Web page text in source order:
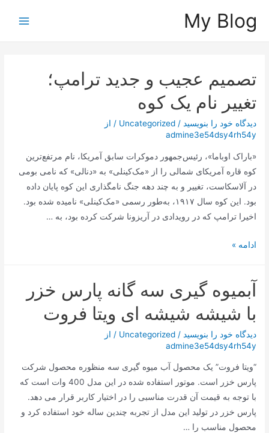
My Blog
تصمیم عجیب و جدید ترامپ؛
تغییر نام یک کوه
دیدگاه‌ خود را بنویسید /
Uncategorized / از
admine3e54dsy4rh54y
«باراک اوباما»، رئیس‌جمهور دموکرات سابق آمریکا، نام مرتفع‌ترین
کوه قاره آمریکای شمالی را از «مک‌کینلی» به «دنالی» که نامی بومی
در آلاسکاست، تغییر و به چند دهه جنگ نامگذاری این کوه پایان داده
بود. این کوه سال ۱۹۱۷، به‌طور رسمی «مک‌کینلی» نامیده شده بود.
اخیرا ترامپ که در رویدادی در آریزونا شرکت کرده بود، به …
تصمیم
جدید
ترامپ؛
تغییر
نام
یک
کوه
ادامه »
آبمیوه گیری سه گانه پارس خزر
با شیشه شیشه ای ویتا فروت
دیدگاه‌ خود را بنویسید /
Uncategorized / از
admine3e54dsy4rh54y
“ویتا فروت” یک محصول آب میوه گیری سه منظوره محصول شرکت
پارس خزر است. موتور استفاده شده در این مدل 400 وات است که
با توجه به قیمت آن قدرت مناسبی را در اختیار کاربر قرار می دهد.
پارس خزر در تولید این مدل از تجربه چندین ساله خود استفاده کرد و
محصول مناسب را …